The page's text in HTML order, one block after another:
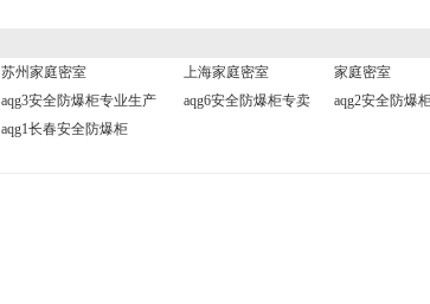
苏州家庭密室 上海家庭密室
家庭密室
aqg3安全防爆柜专业生产 aqg6安全防爆柜专卖
aqg2安全防爆
aqg1长春安全防爆柜